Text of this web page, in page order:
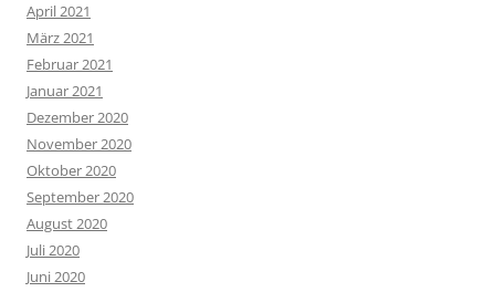
April 2021
März 2021
Februar 2021
Januar 2021
Dezember 2020
November 2020
Oktober 2020
September 2020
August 2020
Juli 2020
Juni 2020